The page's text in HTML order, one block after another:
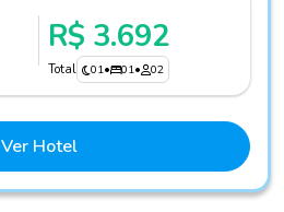
R$ 3.692
Total 01• 01• 02
Ver Hotel